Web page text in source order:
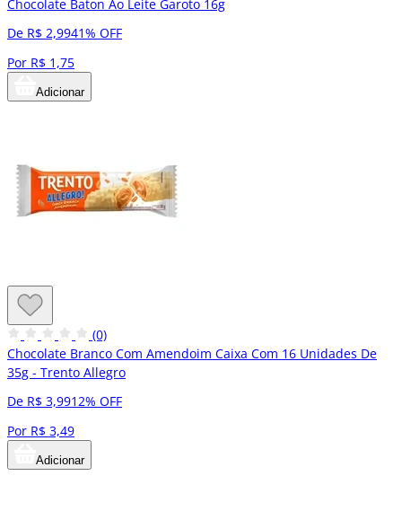
Chocolate Baton Ao Leite Garoto 16g
De R$ 2,9941% OFF
Por R$ 1,75
Adicionar
(0)
Chocolate Branco Com Amendoim Caixa Com 16 Unidades De
35g - Trento Allegro
De R$ 3,9912% OFF
Por R$ 3,49
Adicionar